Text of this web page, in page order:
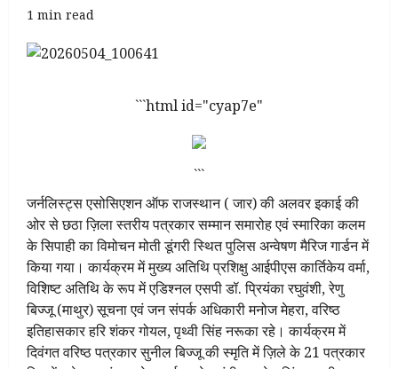
1 min read
```html id="cyap7e"
```
जर्नलिस्ट्स एसोसिएशन ऑफ राजस्थान ( जार) की अलवर इकाई की
ओर से छठा ज़िला स्तरीय पत्रकार सम्मान समारोह एवं स्मारिका कलम
के सिपाही का विमोचन मोती डूंगरी स्थित पुलिस अन्वेषण मैरिज गार्डन में
किया गया। कार्यक्रम में मुख्य अतिथि प्रशिक्षु आईपीएस कार्तिकेय वर्मा,
विशिष्ट अतिथि के रूप में एडिश्नल एसपी डॉ. प्रियंका रघुवंशी, रेणु
बिज्जू (माथुर) सूचना एवं जन संपर्क अधिकारी मनोज मेहरा, वरिष्ठ
इतिहासकार हरि शंकर गोयल, पृथ्वी सिंह नरूका रहे। कार्यक्रम में
दिवंगत वरिष्ठ पत्रकार सुनील बिज्जू की स्मृति में ज़िले के 21 पत्रकार